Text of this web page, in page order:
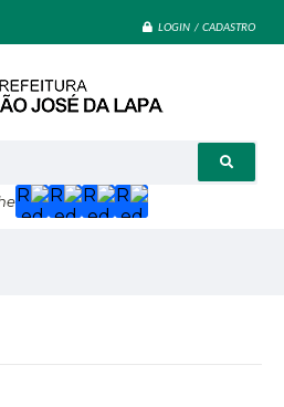
LOGIN / CADASTRO